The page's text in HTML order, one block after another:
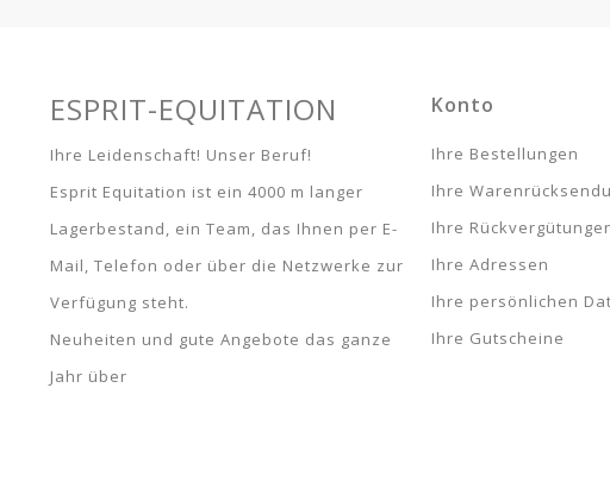
ESPRIT-EQUITATION
Ihre Leidenschaft! Unser Beruf!
Esprit Equitation ist ein 4000 m langer
Lagerbestand, ein Team, das Ihnen per E-
Mail, Telefon oder über die Netzwerke zur
Verfügung steht.
Neuheiten und gute Angebote das ganze
Jahr über
Konto
Ihre Bestellungen
Ihre
Ihre
Ihre Adressen
Ihre persönlichen
Ihre Gutscheine